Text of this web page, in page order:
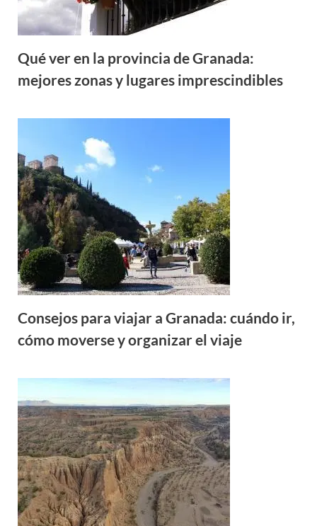
Qué ver en la provincia de Granada:
mejores zonas y lugares imprescindibles
Consejos para viajar a Granada: cuándo ir,
cómo moverse y organizar el viaje